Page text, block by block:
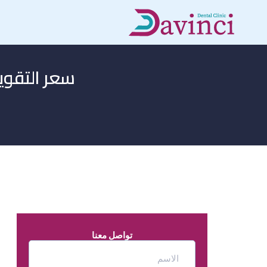
سعر
تواصل معنا